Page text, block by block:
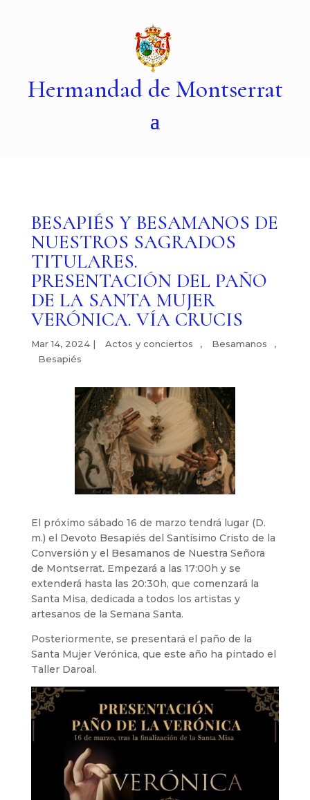
Hermandad de Montserrat
BESAPIÉS Y BESAMANOS DE
NUESTROS SAGRADOS
TITULARES.
PRESENTACIÓN DEL PAÑO
DE LA SANTA MUJER
VERÓNICA. VÍA CRUCIS
Mar 14, 2024| Actos y conciertos , Besamanos
,
Besapiés
El próximo sábado 16 de marzo tendrá lugar (D.
m.) el Devoto Besapiés del Santísimo Cristo de la
Conversión y el Besamanos de Nuestra Señora
de Montserrat. Empezará a las 17:00h y se
extenderá hasta las 20:30h, que comenzará la
Santa Misa, dedicada a todos los artistas y
artesanos de la Semana Santa.
Posteriormente, se presentará el paño de la
Santa Mujer Verónica, que este año ha pintado el
Taller Daroal.